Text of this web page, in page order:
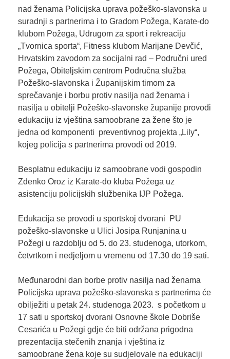
nad ženama Policijska uprava požeško-slavonska u
suradnji s partnerima i to Gradom Požega, Karate-do
klubom Požega, Udrugom za sport i rekreaciju
„Tvornica sporta“, Fitness klubom Marijane Devčić,
Hrvatskim zavodom za socijalni rad – Područni ured
Požega, Obiteljskim centrom Područna služba
Požeško-slavonska i Županijskim timom za
sprečavanje i borbu protiv nasilja nad ženama i
nasilja u obitelji Požeško-slavonske županije provodi
edukaciju iz vještina samoobrane za žene što je
jedna od komponenti preventivnog projekta „Lily“,
kojeg policija s partnerima provodi od 2019.
Besplatnu edukaciju iz samoobrane vodi gospodin
Zdenko Oroz iz Karate-do kluba Požega uz
asistenciju policijskih službenika IJP Požega.
Edukacija se provodi u sportskoj dvorani PU
požeško-slavonske u Ulici Josipa Runjanina u
Požegi u razdoblju od 5. do 23. studenoga, utorkom,
četvrtkom i nedjeljom u vremenu od 17.30 do 19 sati.
Međunarodni dan borbe protiv nasilja nad ženama
Policijska uprava požeško-slavonska s partnerima će
obilježiti u petak 24. studenoga 2023. s početkom u
17 sati u sportskoj dvorani Osnovne škole Dobriše
Cesarića u Požegi gdje će biti održana prigodna
prezentacija stečenih znanja i vještina iz
samoobrane žena koje su sudjelovale na edukaciji